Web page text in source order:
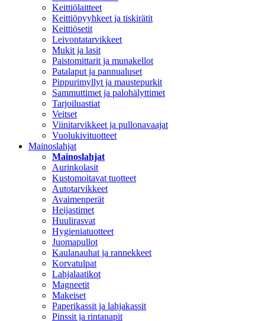
Keittiölaitteet
Keittiöpyyhkeet ja tiskirätit
Keittiösetit
Leivontatarvikkeet
Mukit ja lasit
Paistomittarit ja munakellot
Patalaput ja pannualuset
Pippurimyllyt ja maustepurkit
Sammuttimet ja palohälyttimet
Tarjoiluastiat
Veitset
Viinitarvikkeet ja pullonavaajat
Vuolukivituotteet
Mainoslahjat
Mainoslahjat
Aurinkolasit
Kustomoitavat tuotteet
Autotarvikkeet
Avaimenperät
Heijastimet
Huulirasvat
Hygieniatuotteet
Juomapullot
Kaulanauhat ja rannekkeet
Korvatulpat
Lahjalaatikot
Magneetit
Makeiset
Paperikassit ja lahjakassit
Pinssit ja rintanapit